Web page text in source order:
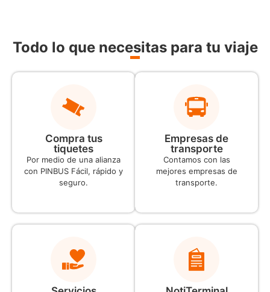
Todo lo que necesitas para tu viaje
Compra tus
tiquetes
Por medio de una alianza
con PINBUS Fácil, rápido y
seguro.
Empresas de
transporte
Contamos con las
mejores empresas de
transporte.